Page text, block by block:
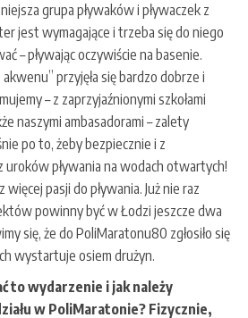
grupa pływaków i pływaczek z
jest wymagające i trzeba się do niego
– pływając oczywiście na basenie.
przyjęła się bardzo dobrze i
– z zaprzyjaźnionymi szkołami
naszymi ambasadorami – zalety
po to, żeby bezpiecznie i z
uroków pływania na wodach otwartych!
więcej pasji do pływania. Już nie raz
powinny być w Łodzi jeszcze dwa
się, że do PoliMaratonu80 zgłosiło się
wystartuje osiem drużyn.
to wydarzenie i jak należy
w PoliMaratonie? Fizycznie,